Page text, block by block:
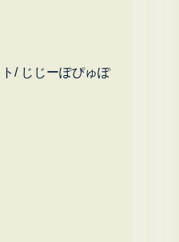
/ じじーぽぴゅぽ